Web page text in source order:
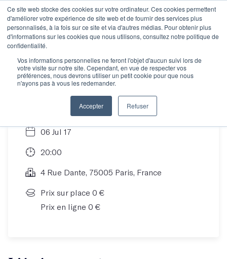
Ce site web stocke des cookies sur votre ordinateur. Ces cookies permettent
d'améliorer votre expérience de site web et de fournir des services plus
personnalisés, à la fois sur ce site et via d'autres médias. Pour obtenir plus
d'informations sur les cookies que nous utilisons, consultez notre politique de
confidentialité.
Vos informations personnelles ne feront l'objet d'aucun suivi lors de
votre visite sur notre site. Cependant, en vue de respecter vos
préférences, nous devrons utiliser un petit cookie pour que nous
n'ayons pas à vous les redemander.
Accepter Refuser
Venez découvrir la
saison 3 des Mots !
06 Jul 17
20:00
4 Rue Dante, 75005 Paris, France
Prix sur place 0 €
Prix en ligne 0 €